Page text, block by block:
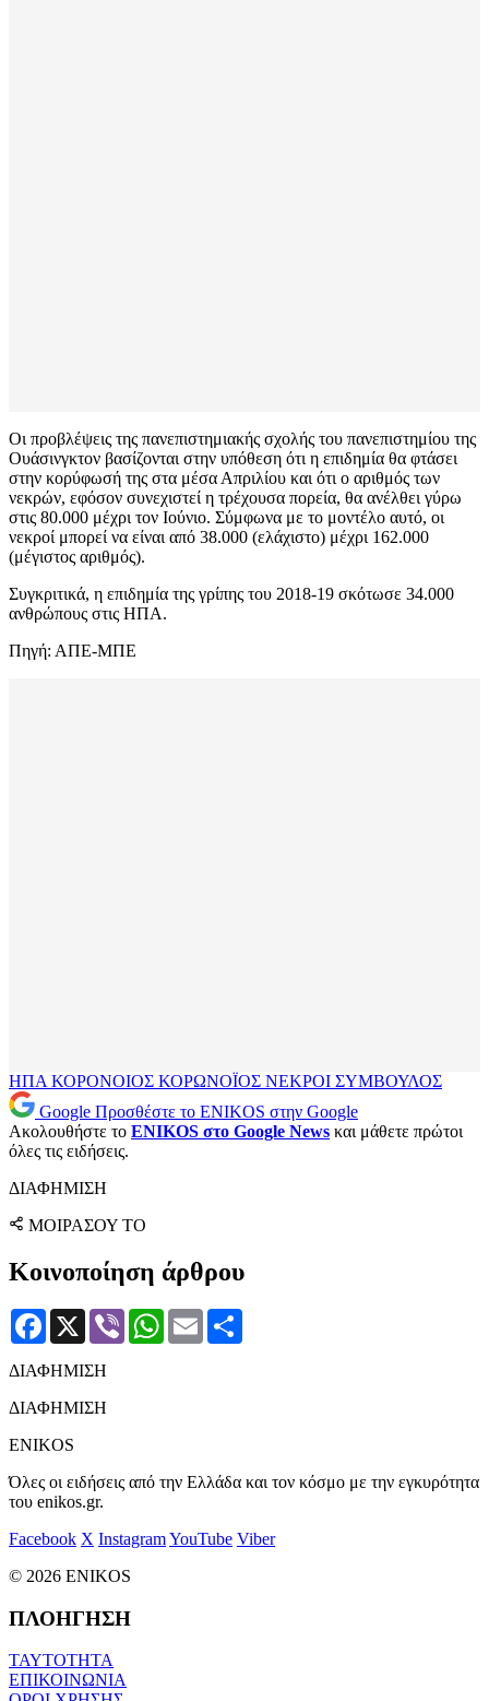
Οι προβλέψεις της πανεπιστημιακής σχολής του πανεπιστημίου της
Ουάσινγκτον βασίζονται στην υπόθεση ότι η επιδημία θα φτάσει
στην κορύφωσή της στα μέσα Απριλίου και ότι ο αριθμός των
νεκρών, εφόσον συνεχιστεί η τρέχουσα πορεία, θα ανέλθει γύρω
στις 80.000 μέχρι τον Ιούνιο. Σύμφωνα με το μοντέλο αυτό, οι
νεκροί μπορεί να είναι από 38.000 (ελάχιστο) μέχρι 162.000
(μέγιστος αριθμός).
Συγκριτικά, η επιδημία της γρίπης του 2018-19 σκότωσε 34.000
ανθρώπους στις ΗΠΑ.
Πηγή: ΑΠΕ-ΜΠΕ
ΗΠΑ ΚΟΡΟΝΟΙΟΣ ΚΟΡΩΝΟΪΟΣ ΝΕΚΡΟΙ ΣΥΜΒΟΥΛΟΣ
Google Προσθέστε το ENIKOS στην Google
Ακολουθήστε το ENIKOS στο Google News και μάθετε πρώτοι
όλες τις ειδήσεις.
ΔΙΑΦΗΜΙΣΗ
ΜΟΙΡΑΣΟΥ ΤΟ
Κοινοποίηση άρθρου
Facebook
X Viber WhatsApp
Email
ΔΙΑΦΗΜΙΣΗ
ΔΙΑΦΗΜΙΣΗ
ENIKOS
Όλες οι ειδήσεις από την Ελλάδα και τον κόσμο με την εγκυρότητα
του enikos.gr.
Facebook X InstagramYouTube Viber
© 2026 ENIKOS
ΠΛΟΗΓΗΣΗ
ΤΑΥΤΟΤΗΤΑ
ΕΠΙΚΟΙΝΩΝΙΑ